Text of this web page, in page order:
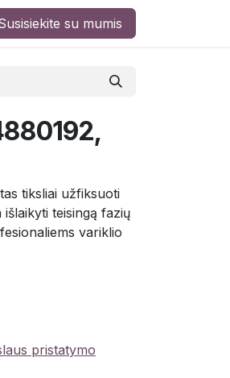
su mumis
tiksliai užfiksuoti
teisingą fazių
variklio
pristatymo